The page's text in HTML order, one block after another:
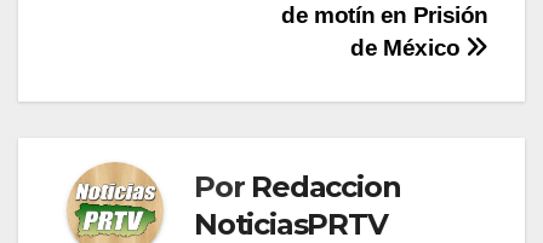
de motín en Prisión
de México
Por Redaccion
NoticiasPRTV